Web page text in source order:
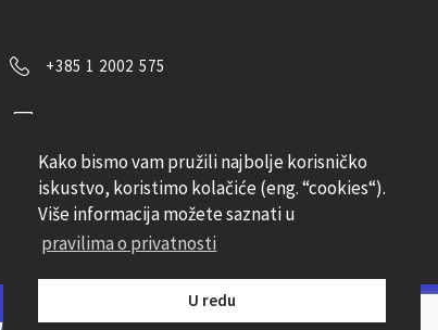
Kako bismo vam pružili najbolje korisničko
iskustvo, koristimo kolačiće (eng. “cookies“).
Više informacija možete saznati u
pravilima o privatnosti
U redu
+385 1 2002 575
Pratite nas